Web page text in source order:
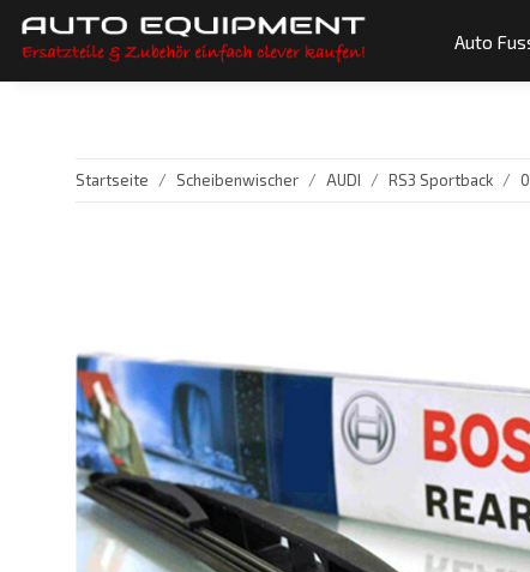
Auto
Startseite Scheibenwischer AUDI RS3 Sportback